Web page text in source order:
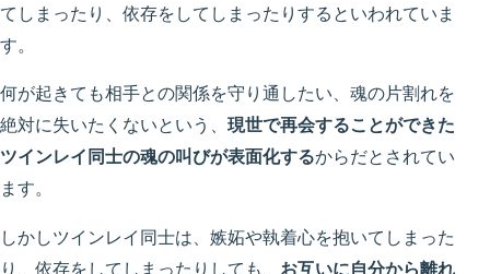
てしまったり、依存をしてしまったりするといわれていま
す。
何が起きても相手との関係を守り通したい、魂の片割れを
絶対に失いたくないという、 現世で再会することができた
ツインレイ同士の魂の叫びが表面化するからだとされてい
ます。
しかしツインレイ同士は、嫉妬や執着心を抱いてしまった
り、依存をしてしまったりしても、 お互いに自分から離れ